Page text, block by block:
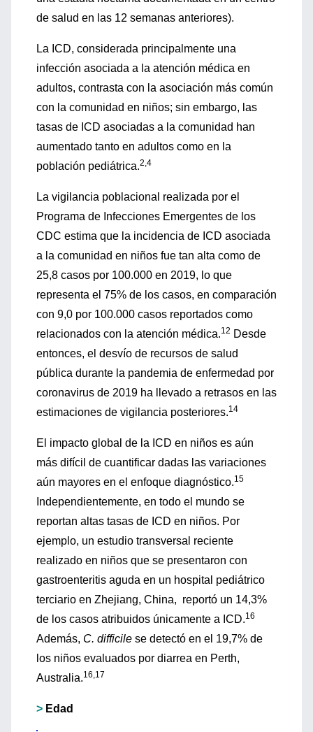
de salud en las 12 semanas anteriores).
La ICD, considerada principalmente una
infección asociada a la atención médica en
adultos, contrasta con la asociación más común
con la comunidad en niños; sin embargo, las
tasas de ICD asociadas a la comunidad han
aumentado tanto en adultos como en la
población pediátrica.2,4
La vigilancia poblacional realizada por el
Programa de Infecciones Emergentes de los
CDC estima que la incidencia de ICD asociada
a la comunidad en niños fue tan alta como de
25,8 casos por 100.000 en 2019, lo que
representa el 75% de los casos, en comparación
con 9,0 por 100.000 casos reportados como
relacionados con la atención médica.12 Desde
entonces, el desvío de recursos de salud
pública durante la pandemia de enfermedad por
coronavirus de 2019 ha llevado a retrasos en las
estimaciones de vigilancia posteriores.14
El impacto global de la ICD en niños es aún
más difícil de cuantificar dadas las variaciones
aún mayores en el enfoque diagnóstico.15
Independientemente, en todo el mundo se
reportan altas tasas de ICD en niños. Por
ejemplo, un estudio transversal reciente
realizado en niños que se presentaron con
gastroenteritis aguda en un hospital pediátrico
terciario en Zhejiang, China, reportó un 14,3%
de los casos atribuidos únicamente a ICD.16
Además, C. difficile se detectó en el 19,7% de
los niños evaluados por diarrea en Perth,
Australia.16,17
> Edad